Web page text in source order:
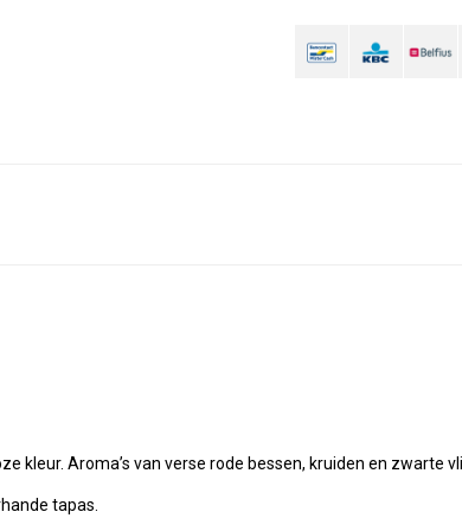
kleur. Aroma’s van verse rode bessen, kruiden en
tapas.